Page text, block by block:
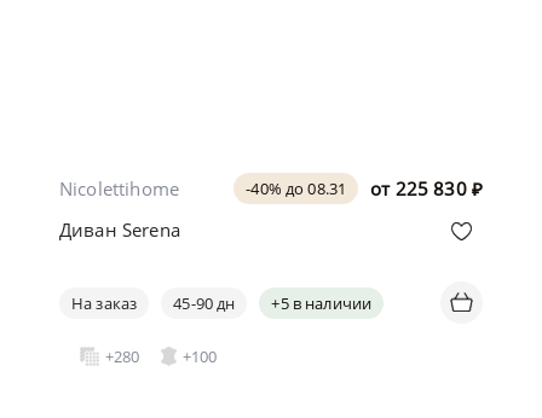
от 225 830 ₽
-40% до 08.31
Nicolettihome
Диван Serena
На заказ 45-90 дн +5 в наличии
+280 +100